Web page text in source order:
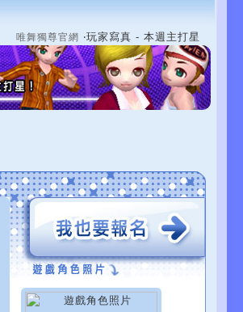
唯舞獨尊官網 ‧玩家寫真 - 本週主打星